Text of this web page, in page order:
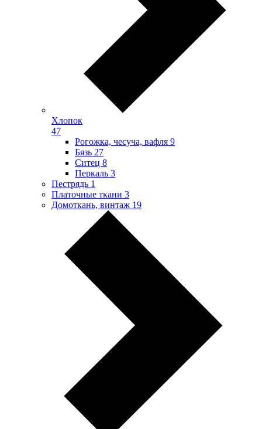
Хлопок
47
Рогожка, чесуча, вафля 9
Бязь 27
Ситец 8
Перкаль 3
Пестрядь 1
Платочные ткани 3
Домоткань, винтаж 19